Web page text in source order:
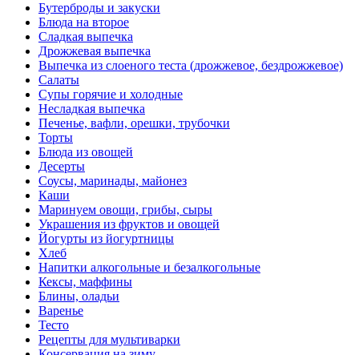
Бутерброды и закуски
Блюда на второе
Сладкая выпечка
Дрожжевая выпечка
Выпечка из слоеного теста (дрожжевое, бездрожжевое)
Салаты
Супы горячие и холодные
Несладкая выпечка
Печенье, вафли, орешки, трубочки
Торты
Блюда из овощей
Десерты
Соусы, маринады, майонез
Каши
Маринуем овощи, грибы, сыры
Украшения из фруктов и овощей
Йогурты из йогуртницы
Хлеб
Напитки алкогольные и безалкогольные
Кексы, маффины
Блины, оладьи
Варенье
Тесто
Рецепты для мультиварки